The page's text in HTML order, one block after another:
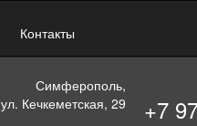
Контакты
Симферополь,
ул. Кечкеметская, 29
+7